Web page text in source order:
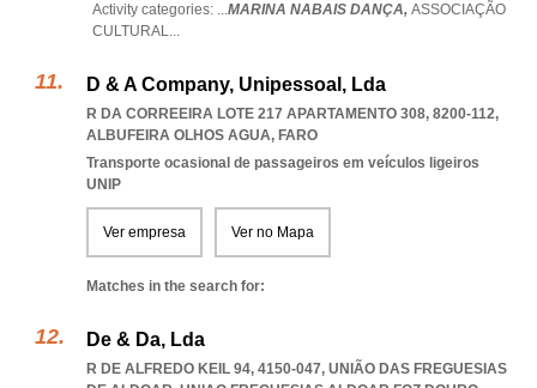
Activity categories: ...MARINA NABAIS DANÇA, ASSOCIAÇÃO
CULTURAL...
D & A Company, Unipessoal, Lda
R DA CORREEIRA LOTE 217 APARTAMENTO 308, 8200-112,
ALBUFEIRA OLHOS AGUA, FARO
Transporte ocasional de passageiros em veículos ligeiros
UNIP
Ver empresa Ver no Mapa
Matches in the search for:
De & Da, Lda
R DE ALFREDO KEIL 94, 4150-047, UNIÃO DAS FREGUESIAS